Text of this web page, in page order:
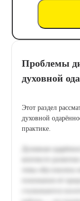
Проблемы
духовной
Этот раздел
духовной
практике.